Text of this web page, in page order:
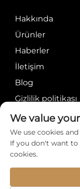
Hakkında
Ürünler
Haberler
İletişim
Blog
Gizlilik politikası
Telif Hakkı ©
International
We value
We use cookies
If you don't want to
cookies.